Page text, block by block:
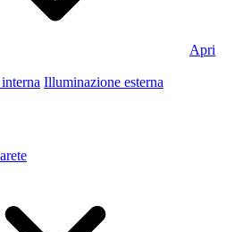
Apri
Illuminazione esterna